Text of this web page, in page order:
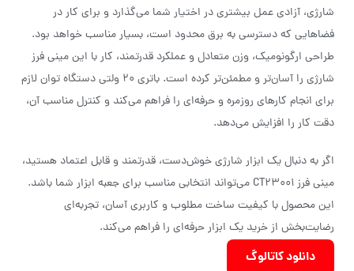
شارژی، آزادی عمل بیشتری در اختیار شما می‌گذارد و برای کار در
فضاهایی که دسترسی به برق محدود است، بسیار مناسب خواهد بود.
طراحی ارگونومیک، وزن متعادل و عملکرد قدرتمند، کار با این مینی فرز
شارژی را آسان‌تر و مطمئن‌تر کرده است. باتری 20 ولتی دستگاه توان لازم
برای انجام کارهای روزمره و حرفه‌ای را فراهم می‌کند و کنترل مناسب آن،
دقت کار را افزایش می‌دهد.
اگر به دنبال یک ابزار شارژی خوش‌دست، قدرتمند و قابل اعتماد هستید،
مینی فرز CT23001 می‌تواند انتخابی مناسب برای جعبه ابزار شما باشد.
این محصول با کیفیت ساخت مطلوب و کاربری آسان، تجربه‌ای
رضایت‌بخش از خرید یک ابزار حرفه‌ای را فراهم می‌کند.
دانلود کاتالوگ